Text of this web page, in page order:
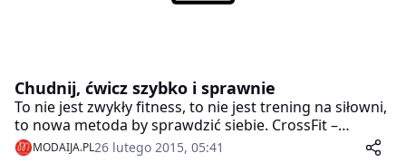
Chudnij, ćwicz szybko i sprawnie
To nie jest zwykły fitness, to nie jest trening na siłowni,
to nowa metoda by sprawdzić siebie. CrossFit –
trening zawierający w sobie budowanie masy
MODAIJA.PL26 lutego 2015, 05:41